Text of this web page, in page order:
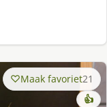
Maak favoriet21
👍